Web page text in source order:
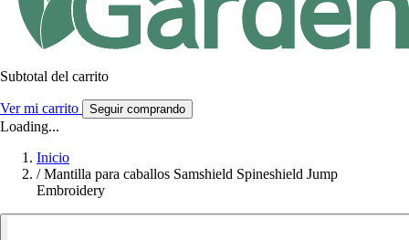
Subtotal del carrito
Ver mi carrito Seguir comprando
Loading...
Inicio
/ Mantilla para caballos Samshield Spineshield Jump
Embroidery